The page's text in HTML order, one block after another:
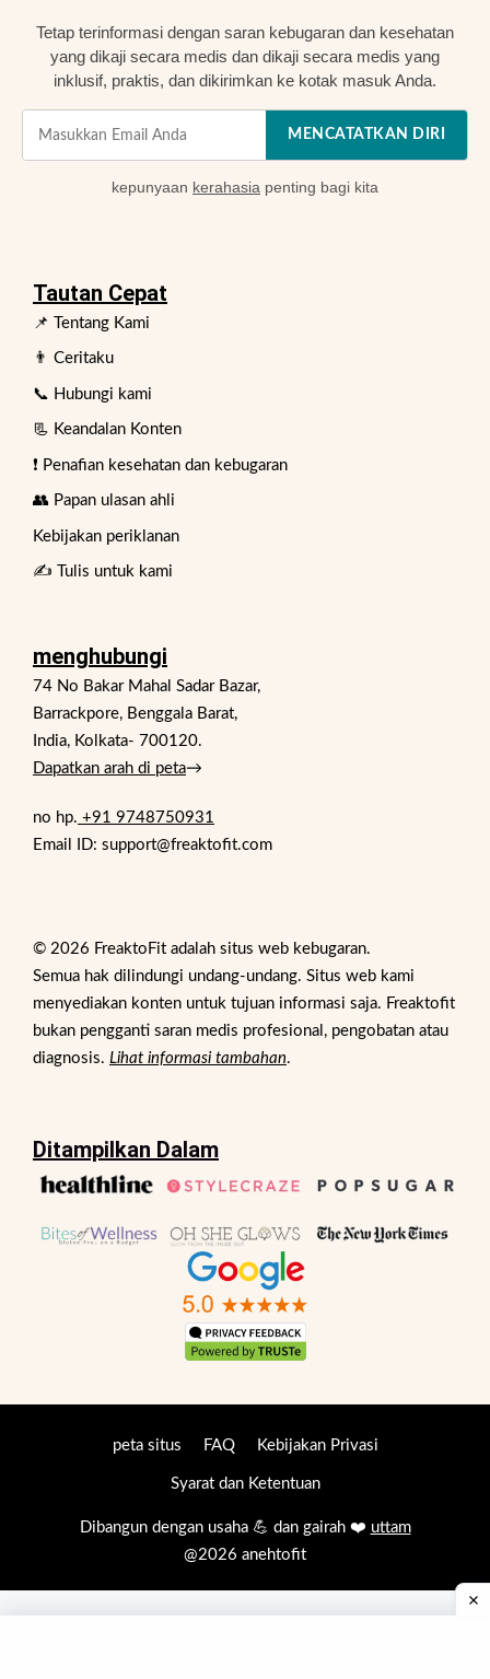
Tetap terinformasi dengan saran kebugaran dan kesehatan
yang dikaji secara medis dan dikaji secara medis yang
inklusif, praktis, dan dikirimkan ke kotak masuk Anda.
MENCATATKAN DIRI
kepunyaan kerahasia penting bagi kita
Tautan Cepat
📌 Tentang Kami
👨 Ceritaku
📞 Hubungi kami
📃 Keandalan Konten
❗ Penafian kesehatan dan kebugaran
👥 Papan ulasan ahli
Kebijakan periklanan
✍️ Tulis untuk kami
menghubungi
74 No Bakar Mahal Sadar Bazar,
Barrackpore, Benggala Barat,
India, Kolkata- 700120.
Dapatkan arah di peta→
no hp. +91 9748750931
Email ID: support@freaktofit.com
© 2026 FreaktoFit adalah situs web kebugaran.
Semua hak dilindungi undang-undang. Situs web kami
menyediakan konten untuk tujuan informasi saja. Freaktofit
bukan pengganti saran medis profesional, pengobatan atau
diagnosis. Lihat informasi tambahan.
Ditampilkan Dalam
peta situs FAQ Kebijakan Privasi
Syarat dan Ketentuan
Dibangun dengan usaha 💪 dan gairah ❤️ uttam
@2026 anehtofit